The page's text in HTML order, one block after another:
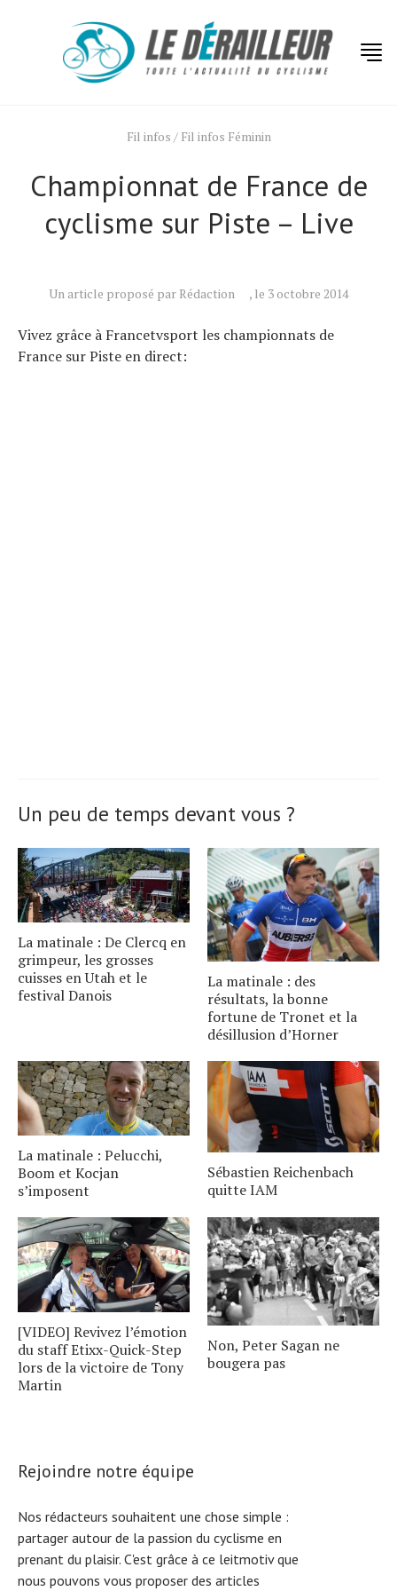
Fil infos / Fil infos Féminin
Championnat de France de
cyclisme sur Piste – Live
Un article proposé par Rédaction , le 3 octobre 2014
Vivez grâce à Francetvsport les championnats de
France sur Piste en direct:
Un peu de temps devant vous ?
La matinale : De Clercq en
grimpeur, les grosses
cuisses en Utah et le
festival Danois
La matinale : des
résultats, la bonne
fortune de Tronet et la
désillusion d’Horner
La matinale : Pelucchi,
Boom et Kocjan
s’imposent
Sébastien Reichenbach
quitte IAM
[VIDEO] Revivez l’émotion
du staff Etixx-Quick-Step
lors de la victoire de Tony
Martin
Non, Peter Sagan ne
bougera pas
Rejoindre notre équipe
Nos rédacteurs souhaitent une chose simple :
partager autour de la passion du cyclisme en
prenant du plaisir. C'est grâce à ce leitmotiv que
nous pouvons vous proposer des articles
Actualités
Technologies
Conseils
Tous nos articles